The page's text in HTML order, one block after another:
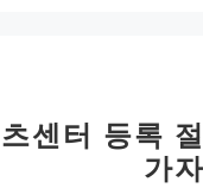
센터 등록
가